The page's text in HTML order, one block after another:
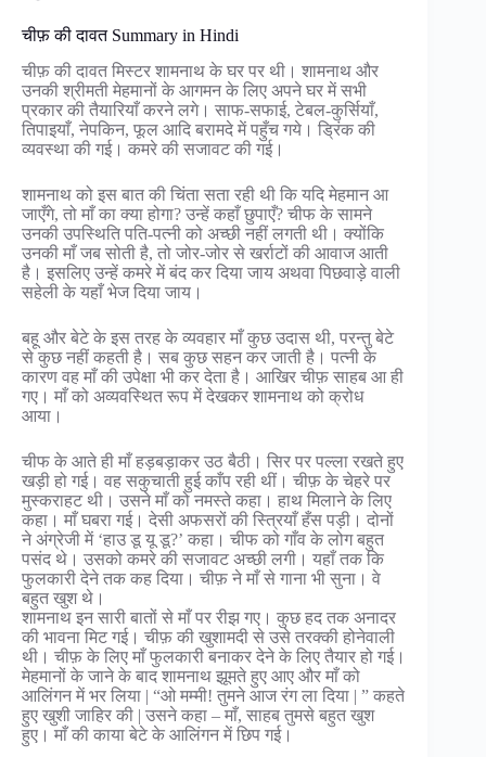
चीफ़ की दावत Summary in Hindi
चीफ़ की दावत मिस्टर शामनाथ के घर पर थी। शामनाथ और
उनकी श्रीमती मेहमानों के आगमन के लिए अपने घर में सभी
प्रकार की तैयारियाँ करने लगे। साफ-सफाई, टेबल-कुर्सियाँ,
तिपाइयाँ, नेपकिन, फूल आदि बरामदे में पहुँच गये। ड्रिंक की
व्यवस्था की गई। कमरे की सजावट की गई।
शामनाथ को इस बात की चिंता सता रही थी कि यदि मेहमान आ
जाएँगे, तो माँ का क्या होगा? उन्हें कहाँ छुपाएँ? चीफ के सामने
उनकी उपस्थिति पति-पत्नी को अच्छी नहीं लगती थी। क्योंकि
उनकी माँ जब सोती है, तो जोर-जोर से खर्राटों की आवाज आती
है। इसलिए उन्हें कमरे में बंद कर दिया जाय अथवा पिछवाड़े वाली
सहेली के यहाँ भेज दिया जाय।
बहू और बेटे के इस तरह के व्यवहार माँ कुछ उदास थी, परन्तु बेटे
से कुछ नहीं कहती है। सब कुछ सहन कर जाती है। पत्नी के
कारण वह माँ की उपेक्षा भी कर देता है। आखिर चीफ़ साहब आ ही
गए। माँ को अव्यवस्थित रूप में देखकर शामनाथ को क्रोध
आया।
चीफ के आते ही माँ हड़बड़ाकर उठ बैठी। सिर पर पल्ला रखते हुए
खड़ी हो गई। वह सकुचाती हुई काँप रही थीं। चीफ़ के चेहरे पर
मुस्कराहट थी। उसने माँ को नमस्ते कहा। हाथ मिलाने के लिए
कहा। माँ घबरा गई। देसी अफसरों की स्त्रियाँ हँस पड़ी। दोनों
ने अंग्रेजी में ‘हाउ डू यू डू?’ कहा। चीफ को गाँव के लोग बहुत
पसंद थे। उसको कमरे की सजावट अच्छी लगी। यहाँ तक कि
फुलकारी देने तक कह दिया। चीफ़ ने माँ से गाना भी सुना। वे
बहुत खुश थे।
शामनाथ इन सारी बातों से माँ पर रीझ गए। कुछ हद तक अनादर
की भावना मिट गई। चीफ़ की खुशामदी से उसे तरक्की होनेवाली
थी। चीफ़ के लिए माँ फुलकारी बनाकर देने के लिए तैयार हो गई।
मेहमानों के जाने के बाद शामनाथ झूमते हुए आए और माँ को
आलिंगन में भर लिया | “ओ मम्मी! तुमने आज रंग ला दिया | ” कहते
हुए खुशी जाहिर की | उसने कहा – माँ, साहब तुमसे बहुत खुश
हुए। माँ की काया बेटे के आलिंगन में छिप गई।